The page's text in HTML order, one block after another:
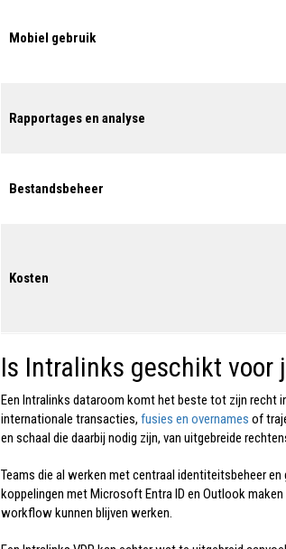
Mobiel gebruik
Rapportages en analyse
Bestandsbeheer
Kosten
Is Intralinks geschikt voor
Een I ntralinks dataroom komt het beste tot zijn recht
internationale transacties, fusies en overnames of
en schaal die daarbij nodig zijn, van uitgebreide
Teams die al werken met centraal identiteitsbeheer
koppelingen met Microsoft Entra ID en Outlook
workflow kunnen blijven werken.